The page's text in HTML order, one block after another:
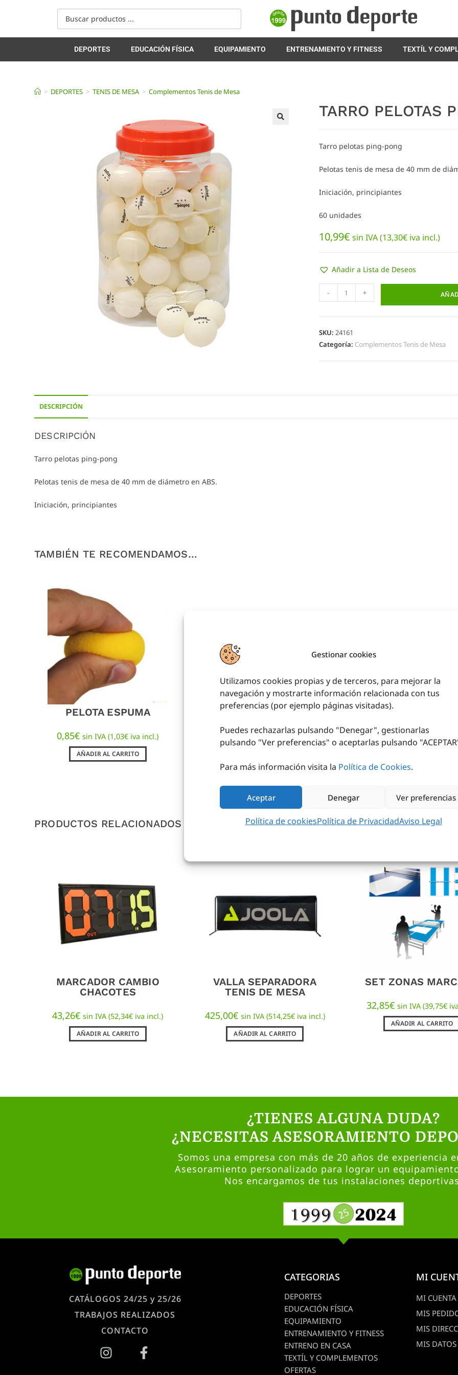
Gestionar cookies
Utilizamos cookies propias y de terceros, para mejorar la
navegación y mostrarte información relacionada con tus
preferencias (por ejemplo páginas visitadas).
Puedes rechazarlas pulsando "Denegar", gestionarlas
pulsando "Ver preferencias" o aceptarlas pulsando
Para más información visita la Política de Cookies.
Aceptar Denegar Ver preferencias
Política de cookiesPolítica de PrivacidadAviso Legal
DEPORTES EDUCACIÓN FÍSICA EQUIPAMIENTO ENTRENAMIENTO Y FITNESS TEXTÍL Y
> DEPORTES > TENIS DE MESA > Complementos Tenis de Mesa
TARRO PELOTAS
Tarro pelotas ping-pong
Pelotas tenis de mesa de 40 mm de
Iniciación, principiantes
60 unidades
10,99€ sin IVA (13,30€iva incl.)
Añadir a Lista de Deseos
- +
SKU: 24161
Categoría: Complementos Tenis de Mesa
DESCRIPCIÓN
DESCRIPCIÓN
Tarro pelotas ping-pong
Pelotas tenis de mesa de 40 mm de diámetro en ABS.
Iniciación, principiantes
TAMBIÉN TE RECOMENDAMOS…
PELOTA ESPUMA
0,85€ sin IVA (1,03€ iva incl.)
AÑADIR AL CARRITO
CAJA 6 PELOTAS
1,44€ sin IVA (1,74€iva incl.)
PRODUCTOS RELACIONADOS
MARCADOR CAMBIO
CHACOTES
43,26€ sin IVA (52,34€ iva incl.)
AÑADIR AL CARRITO
VALLA SEPARADORA
TENIS DE MESA
425,00€ sin IVA (514,25€iva incl.)
AÑADIR AL CARRITO
SET ZONAS
32,85€ sin IVA (39,75€
AÑADIR AL CARRITO
¿TIENES ALGUNA DUDA?
¿NECESITAS ASESORAMIENTO
Somos una empresa con más de 20 años de experiencia
Asesoramiento personalizado para lograr un
Nos encargamos de tus instalaciones
CATÁLOGOS 24/25 y 25/26
TRABAJOS REALIZADOS
CONTACTO
CATEGORIAS
DEPORTES
EDUCACIÓN FÍSICA
EQUIPAMIENTO
ENTRENAMIENTO Y FITNESS
ENTRENO EN CASA
TEXTÍL Y COMPLEMENTOS
OFERTAS
MI
MI CUENTA
MIS
MIS
MIS DATOS